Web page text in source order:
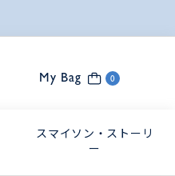
My Bag 0
スマイソン・ストーリ
ー